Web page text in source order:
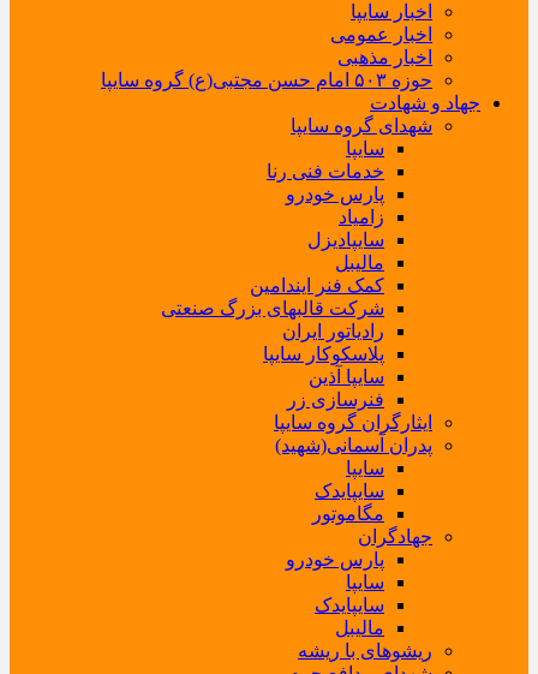
اخبار سایپا
اخبار عمومی
اخبار مذهبی
حوزه ۵۰۳ امام حسن مجتبی(ع) گروه سایپا
جهاد و شهادت
شهدای گروه سایپا
سایپا
خدمات فنی رنا
پارس خودرو
زامیاد
سایپادیزل
مالیبل
کمک فنر ایندامین
شرکت قالبهای بزرگ صنعتی
رادیاتور ایران
پلاسکوکار سایپا
سایپا آذین
فنرسازی زر
ایثارگران گروه سایپا
پدران آسمانی(شهید)
سایپا
سایپایدک
مگاموتور
جهادگران
پارس خودرو
سایپا
سایپایدک
مالیبل
ریشوهای با ریشه